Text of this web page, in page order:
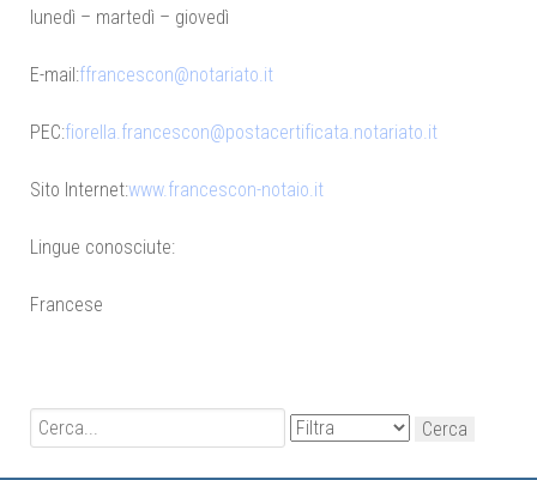
lunedì – martedì – giovedì
E-mail:ffrancescon@notariato.it
PEC:fiorella.francescon@postacertificata.notariato.it
Sito Internet:www.francescon-notaio.it
Lingue conosciute:
Francese